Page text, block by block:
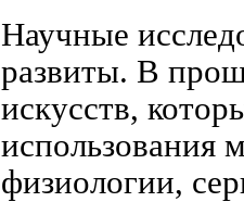
Научные
развиты. В
искусств,
использования
физиологии,